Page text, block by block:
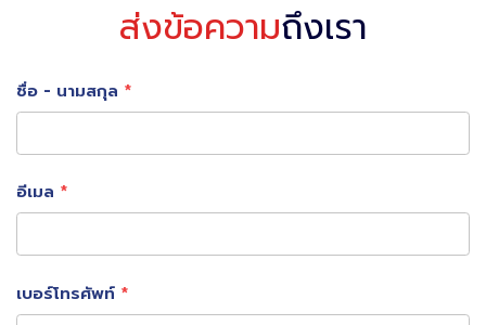
ส่งข้อความถึงเรา
ชื่อ - นามสกุล
อีเมล
เบอร์โทรศัพท์